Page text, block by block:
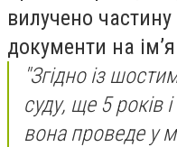
вилучено
документи на ім’я
"Згідно із
суду, ще 5 років
вона проведе у